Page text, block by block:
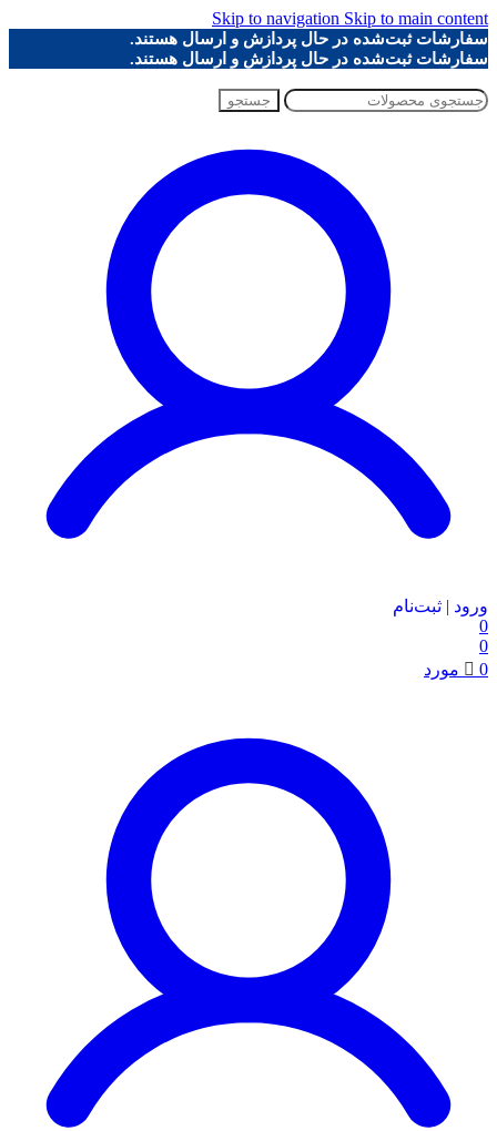
Skip to navigation Skip to main content
سفارشات ثبت‌شده در حال پردازش و ارسال هستند.
سفارشات ثبت‌شده در حال پردازش و ارسال هستند.
جستجو
ورود | ثبت‌نام
0
0
0
مورد